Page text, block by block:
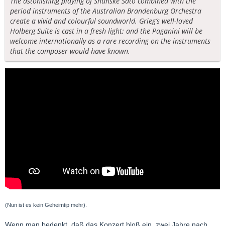
period instruments of the Australian Brandenburg Orchestra
create a vivid and colourful soundworld. Grieg’s well-loved
Holberg Suite is cast in a fresh light; and the Paganini will be
welcome internationally as a rare recording on the instruments
that the composer would have known.
(Nun ist es kein Geheimtip mehr).